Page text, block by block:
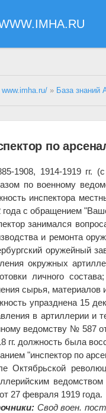
www.imha.ru/ » База знаний
по
1908, 1914-1919 гг.
по военному
инспектора
года с обращением
занимался
и ремонта
оружейный
окружных
личного
сырья, материалов
упразднена 15
в артиллерии и
ведомству № 587
гг. должность была
"инспектор по
Октябрьской
27 февраля 1919 года.
Свод воен.